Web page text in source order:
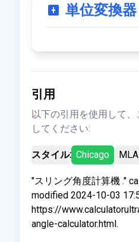
単位変換器
引用
以下の引用を使用して
してください:
スタイル: Chicago MLA
"スリング角度計算機 ."
modified 2024-10-03
https://
angle-calculator.html.